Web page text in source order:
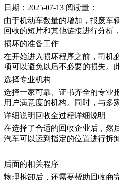
日期：2025-07-13 阅读量：
由于机动车数量的增加，报废车
回收的短片和其他链接进行分析
损坏的准备工作
在开始进入损坏程序之前，司机
项可以避免以后不必要的损失。
选择专业机构
选择一家可靠、证书齐全的专业
用户满意度的机构。同时，与多
详细说明回收全过程详细说明
在选择了合适的回收企业后，然
汽车可以运到指定的位置进行拆
后面的相关程序
物理拆卸后，还需要帮助回收商